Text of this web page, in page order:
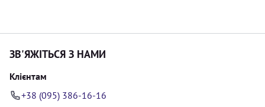
ЗВ'ЯЖІТЬСЯ З НАМИ
Клієнтам
+38 (095) 386-16-16